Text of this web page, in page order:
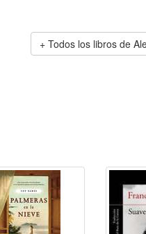
Todos los libros de